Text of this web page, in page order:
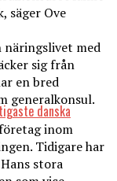
säger Ove
med
sig från
en bred
generalkonsul.
inom
Tidigare har
stora
danska